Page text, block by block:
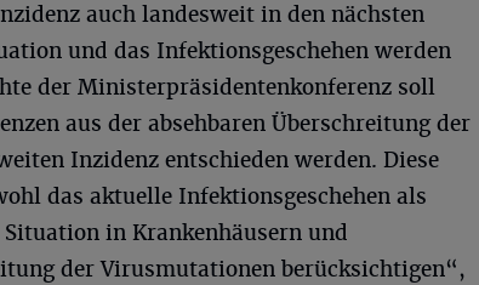
auch landesweit in den nächsten
und das Infektionsgeschehen werden
der Ministerpräsidentenkonferenz soll
aus der absehbaren Überschreitung der
Inzidenz entschieden werden. Diese
das aktuelle Infektionsgeschehen als
Situation in Krankenhäusern und
der Virusmutationen berücksichtigen“,